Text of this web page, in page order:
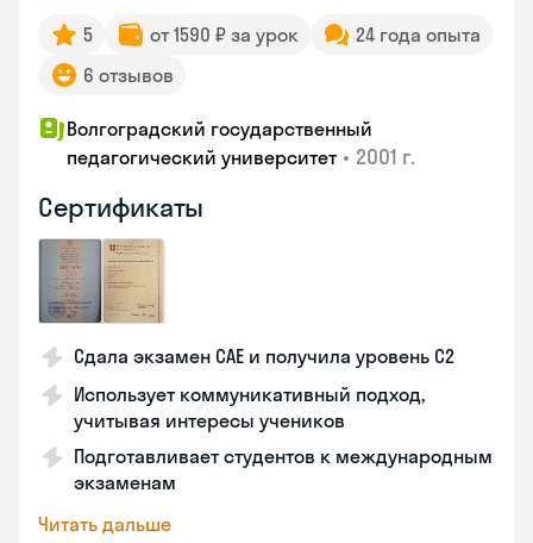
5 от 1590 ₽ за урок
24 года опыта
6 отзывов
Волгоградский государственный
педагогический университет • 2001 г.
Сертификаты
Сдала экзамен CAE и получила уровень С2
Использует коммуникативный подход,
учитывая интересы учеников
Подготавливает студентов к международным
экзаменам
Читать дальше